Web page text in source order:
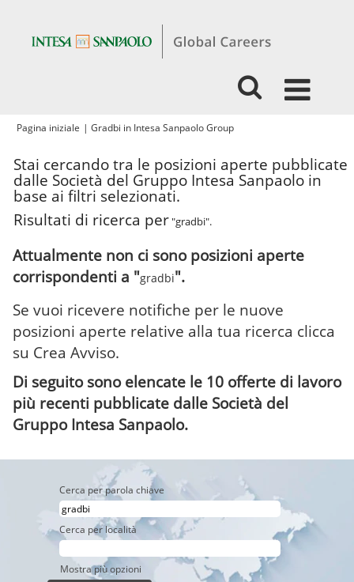
Pagina iniziale | Gradbi in Intesa Sanpaolo Group(pagina
Stai cercando tra le posizioni aperte pubblicate
dalle Società del Gruppo Intesa Sanpaolo in
base ai filtri selezionati.
Risultati di ricerca per"gradbi".
Attualmente non ci sono posizioni aperte
corrispondenti a "gradbi".
Se vuoi ricevere notifiche per le nuove
posizioni aperte relative alla tua ricerca clicca
su Crea Avviso.
Di seguito sono elencate le 10 offerte di lavoro
più recenti pubblicate dalle Società del
Gruppo Intesa Sanpaolo.
Cerca per parola chiave
Cerca per località
Mostra più opzioni